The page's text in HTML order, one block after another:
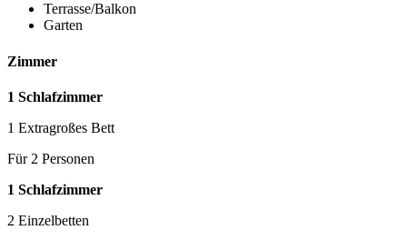
Terrasse/Balkon
Garten
Zimmer
1 Schlafzimmer
1 Extragroßes Bett
Für 2 Personen
1 Schlafzimmer
2 Einzelbetten